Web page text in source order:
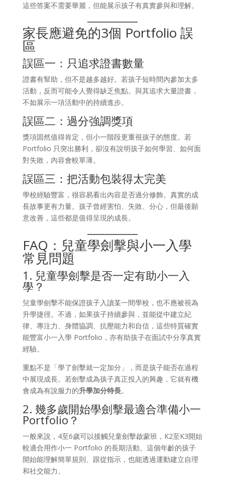
這些答案不需要華麗，但能展示孩子有真實參與和理解。
家長應避免的3個 Portfolio 誤
區
誤區一：只追求證書數量
證書有幫助，但不是越多越好。若孩子短時間內參加太多
活動，反而可能令人覺得缺乏焦點。與其追求大量證書，
不如展示一項活動中的持續進步。
誤區二：過分強調獎項
獎項固然值得肯定，但小一階段更重視孩子的態度。若
Portfolio 只突出勝利，卻沒有說明孩子如何學習、如何面
對失敗，內容會較單薄。
誤區三：把活動包裝得太完美
學校經驗豐富，很容易看出內容是否過分修飾。真實的成
長故事更有力量。孩子曾經害怕、失敗、分心，但最後願
意改善，這些都是值得呈現的成長。
FAQ：兒童學劍擊與小一入學
常見問題
1. 兒童學劍擊是否一定有助小一入
學？
兒童學劍擊不能保證孩子入讀某一間學校，也不應被視為
升學捷徑。不過，如果孩子持續參與，並能從中建立紀
律、專注力、身體協調、抗壓能力和自信，這些特質確實
能豐富小一入學 Portfolio，亦有助孩子在面試中分享真實
經驗。
重點不是「學了劍擊就一定加分」，而是孩子能否在過程
中展現成長。若劍擊成為孩子真正投入的興趣，它就有機
會成為有說服力的升學加分特長。
2. 幾多歲開始學劍擊最適合準備小一
Portfolio？
一般來說，4至6歲可以接觸兒童劍擊啟蒙班，K2至K3開始
較適合用作小一 Portfolio 的長期活動。這個年齡的孩子
開始能理解簡單規則、跟從指示，也能透過運動建立自理
和社交能力。